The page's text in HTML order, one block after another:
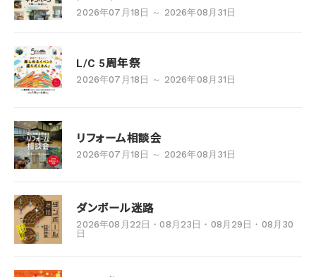
2026年07月18日 ～ 2026年08月31日
L/C 5周年祭
2026年07月18日 ～ 2026年08月31日
リフォーム相談会
2026年07月18日 ～ 2026年08月31日
ダンボール迷路
2026年08月22日・08月23日・08月29日・08月30
日